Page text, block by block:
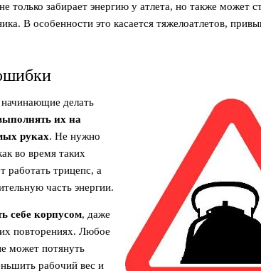
только забирает энергию у атлета, но также может
В особенности это касается тяжелоатлетов,
делать
их на
руках. Не нужно
во время таких
работать трицепс, а
часть энергии.
себе корпусом, даже
повторениях. Любое
может потянуть
рабочий вес и